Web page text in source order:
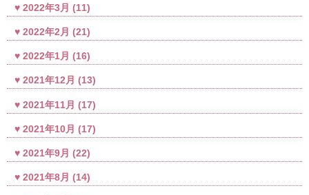
2022年3月 (11)
2022年2月 (21)
2022年1月 (16)
2021年12月 (13)
2021年11月 (17)
2021年10月 (17)
2021年9月 (22)
2021年8月 (14)